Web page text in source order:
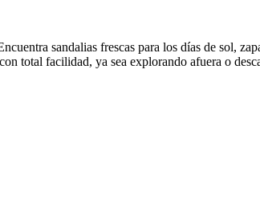
sandalias frescas para los días de sol,
total facilidad, ya sea explorando afuera o